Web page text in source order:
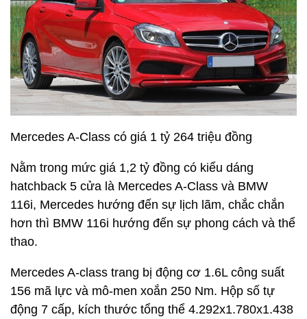
người
Xe trang bị động cơ 1.6L công suất 120 mã lực và
mô-men xoắn 155 Nm. Hộp số tự động 6 cấp. Kích
thước tổng thể dài x rộng x cao tương ứng
4.109x1.788x1.562 (mm)